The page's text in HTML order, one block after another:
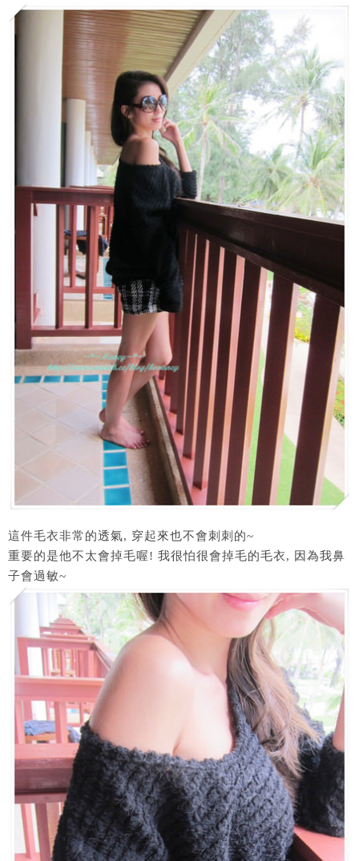
這件毛衣非常的透氣, 穿起來也不會刺刺的~
重要的是他不太會掉毛喔! 我很怕很會掉毛的毛衣, 因為我鼻
子會過敏~